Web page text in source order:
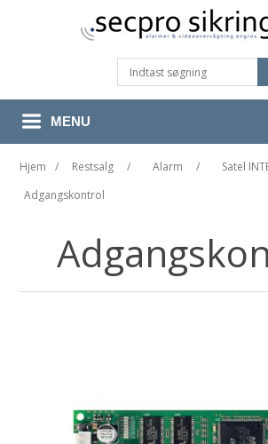
MENU
Hjem / Restsalg / Alarm / Satel
Adgangskontrol